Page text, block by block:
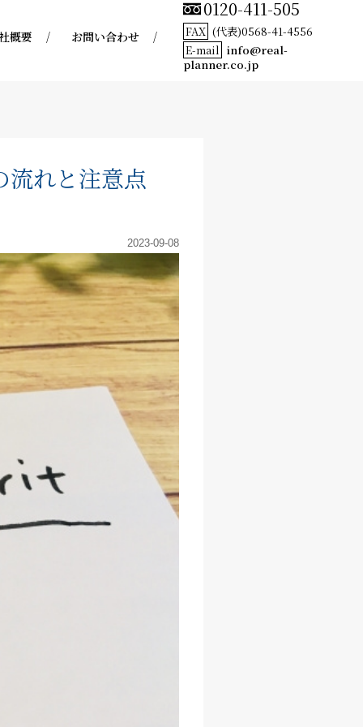
概要 お問い合わせ
0120-411-505
FAX (代表)0568-41-4556
E-mail info@real-
planner.co.jp
流れと注意点
2023-09-08